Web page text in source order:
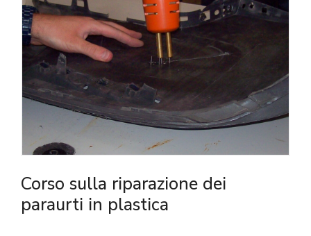
Corso sulla riparazione dei
paraurti in plastica